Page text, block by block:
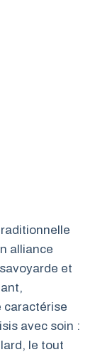
alliance
et
caractérise
avec soin :
le tout